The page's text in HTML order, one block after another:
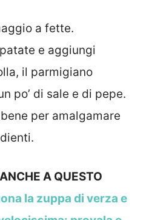
a fette.
e aggiungi
il parmigiano
po’ di sale e di pepe.
per amalgamare
A QUESTO
la zuppa di verza e